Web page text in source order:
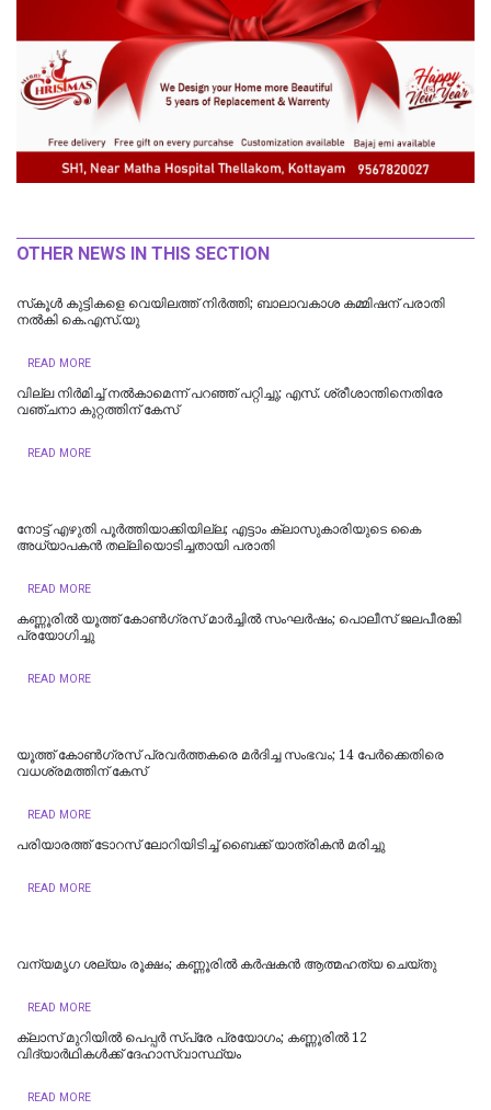
OTHER NEWS IN THIS SECTION
സ്‌കൂള്‍ കുട്ടികളെ വെയിലത്ത് നിര്‍ത്തി; ബാലാവകാശ കമ്മിഷന് പരാതി
നല്‍കി കെ.എസ്.യു
READ MORE
വില്ല നിർമിച്ച് നൽകാമെന്ന് പറഞ്ഞ് പറ്റിച്ചു; എസ്. ശ്രീശാന്തിനെതിരേ
വഞ്ചനാ കുറ്റത്തിന് കേസ്
READ MORE
നോട്ട് എഴുതി പൂർത്തിയാക്കിയില്ല; എട്ടാം ക്ലാസുകാരിയുടെ കൈ
അധ്യാപകന്‍ തല്ലിയൊടിച്ചതായി പരാതി
READ MORE
കണ്ണൂരിൽ യൂത്ത് കോൺ​ഗ്രസ് മാർച്ചിൽ സംഘർഷം; പൊലീസ് ജലപീരങ്കി
പ്രയോ​ഗിച്ചു
READ MORE
യൂത്ത് കോണ്‍ഗ്രസ് പ്രവര്‍ത്തകരെ മര്‍ദിച്ച സംഭവം; 14 പേര്‍ക്കെതിരെ
വധശ്രമത്തിന് കേസ്
READ MORE
പരിയാരത്ത് ടോറസ് ലോറിയിടിച്ച് ബൈക്ക് യാത്രികൻ മരിച്ചു
READ MORE
വന്യമൃഗ ശല്യം രൂക്ഷം; കണ്ണൂരിൽ കർഷകൻ ആത്മഹത്യ ചെയ്‌തു
READ MORE
ക്ലാസ് മുറിയിൽ പെപ്പർ സ്പ്രേ പ്രയോഗം; കണ്ണൂരിൽ 12
വിദ്യാർഥികൾക്ക് ദേഹാസ്വാസ്ഥ്യം
READ MORE